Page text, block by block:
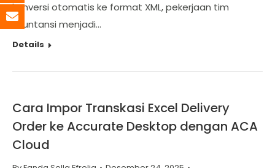
konversi otomatis ke format XML, pekerjaan tim
akuntansi menjadi…
Details
Cara Impor Transkasi Excel Delivery
Order ke Accurate Desktop dengan ACA
Cloud